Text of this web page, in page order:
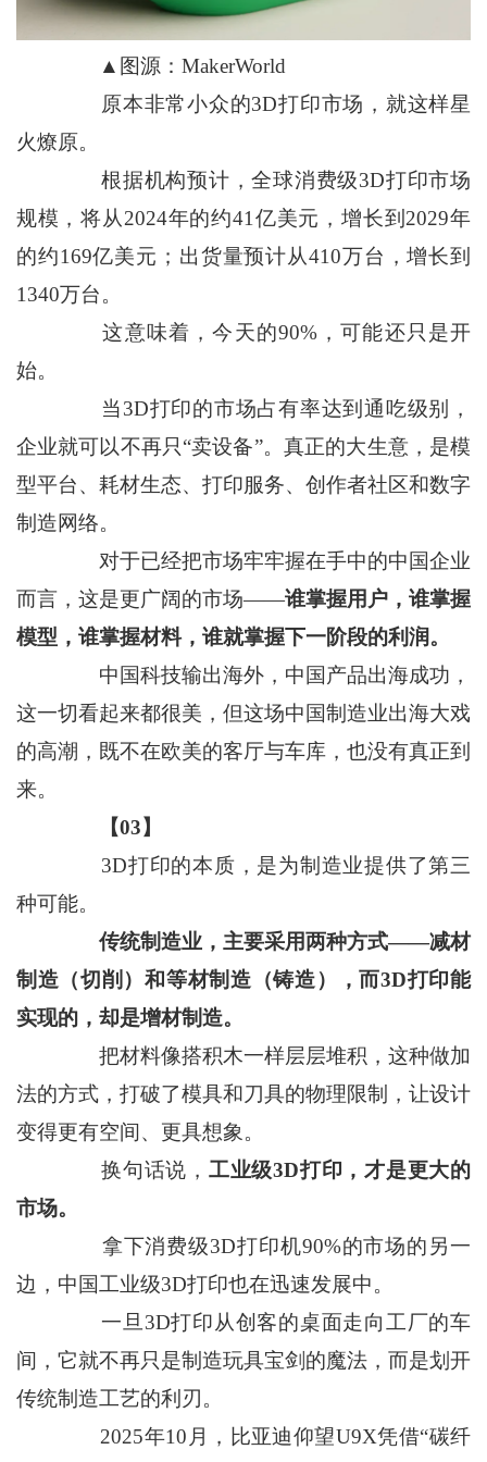
▲图源：MakerWorld
原本非常小众的3D打印市场，就这样星
火燎原。
根据机构预计，全球消费级3D打印市场
规模，将从2024年的约41亿美元，增长到2029年
的约169亿美元；出货量预计从410万台，增长到
1340万台。
这意味着，今天的90%，可能还只是开
始。
当3D打印的市场占有率达到通吃级别，
企业就可以不再只“卖设备”。真正的大生意，是模
型平台、耗材生态、打印服务、创作者社区和数字
制造网络。
对于已经把市场牢牢握在手中的中国企业
而言，这是更广阔的市场——谁掌握用户，谁掌握
模型，谁掌握材料，谁就掌握下一阶段的利润。
中国科技输出海外，中国产品出海成功，
这一切看起来都很美，但这场中国制造业出海大戏
的高潮，既不在欧美的客厅与车库，也没有真正到
来。
【03】
3D打印的本质，是为制造业提供了第三
种可能。
传统制造业，主要采用两种方式——减材
制造（切削）和等材制造（铸造），而3D打印能
实现的，却是增材制造。
把材料像搭积木一样层层堆积，这种做加
法的方式，打破了模具和刀具的物理限制，让设计
变得更有空间、更具想象。
换句话说， 工业级3D打印，才是更大的
市场。
拿下消费级3D打印机90%的市场的另一
边，中国工业级3D打印也在迅速发展中。
一旦3D打印从创客的桌面走向工厂的车
间，它就不再只是制造玩具宝剑的魔法，而是划开
传统制造工艺的利刃。
2025年10月，比亚迪仰望U9X凭借“碳纤